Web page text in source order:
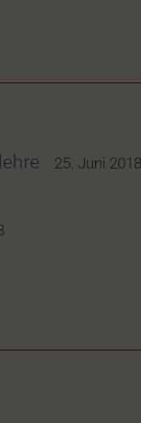
25. Juni